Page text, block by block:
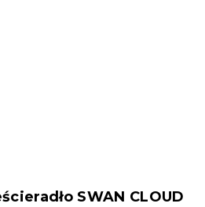
SWAN CLOUD